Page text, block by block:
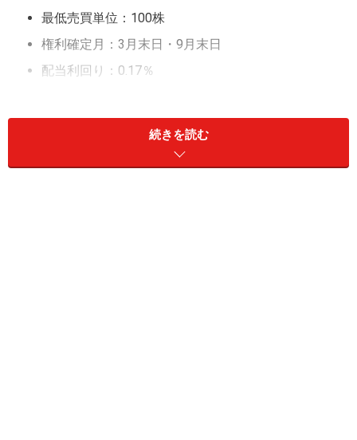
最低売買単位：100株
権利確定月：3月末日・9月末日
配当利回り：0.17％
もう1つは、東京ディズニーリゾートを運営するオリエ
ンタルランド＜4661＞です。昨年12月、8年ぶりに、株
式1株を5株に分割すると発表しました（2023年4月1日
続きを読む